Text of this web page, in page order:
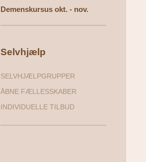
Demenskursus okt. - nov.
Selvhjælp
SELVHJÆLPGRUPPER
ÅBNE FÆLLESSKABER
INDIVIDUELLE TILBUD